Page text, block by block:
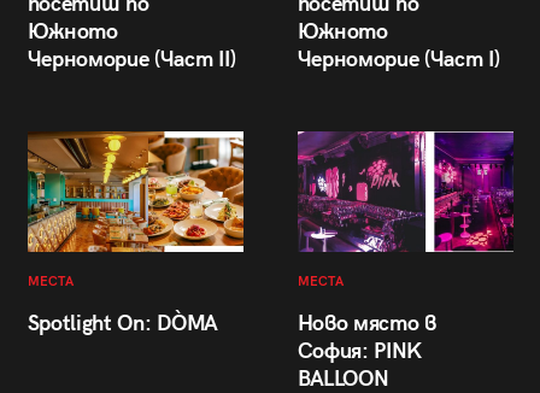
Южното
Черноморие (Част II)
Южното
Черноморие (Част I)
МЕСТА
Spotlight On: DÒMA
МЕСТА
Ново място в
София: PINK
BALLOON